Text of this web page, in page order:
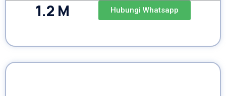
1.2 M Hubungi Whatsapp